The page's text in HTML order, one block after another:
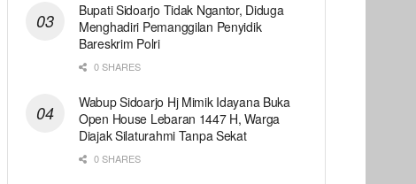
Bupati Sidoarjo Tidak Ngantor, Diduga
Menghadiri Pemanggilan Penyidik
Bareskrim Polri
0 SHARES
Wabup Sidoarjo Hj Mimik Idayana Buka
Open House Lebaran 1447 H, Warga
Diajak Silaturahmi Tanpa Sekat
0 SHARES